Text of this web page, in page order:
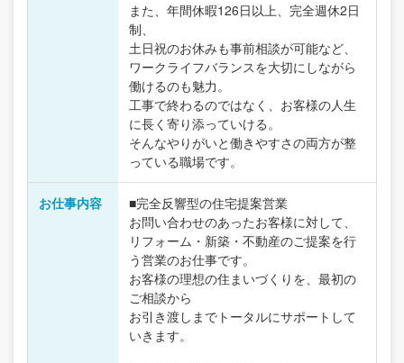
また、年間休暇126日以上、完全週休2日
制、
土日祝のお休みも事前相談が可能など、
ワークライフバランスを大切にしながら
働けるのも魅力。
工事で終わるのではなく、お客様の人生
に長く寄り添っていける。
そんなやりがいと働きやすさの両方が整
っている職場です。
お仕事内容
■完全反響型の住宅提案営業
お問い合わせのあったお客様に対して、
リフォーム・新築・不動産のご提案を行
う営業のお仕事です。
お客様の理想の住まいづくりを、最初の
ご相談から
お引き渡しまでトータルにサポートして
いきます。